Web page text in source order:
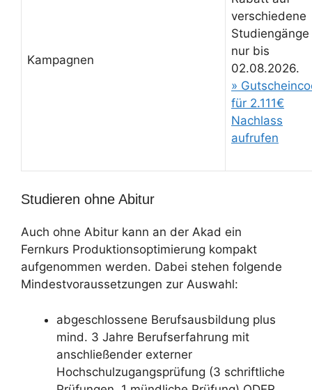
Kampagnen
verschiedene
Studiengänge
nur bis
02.08.2026.
»
für 2.111€
Nachlass
aufrufen
Studieren ohne Abitur
Auch ohne Abitur kann an der Akad ein
Fernkurs Produktionsoptimierung kompakt
aufgenommen werden. Dabei stehen folgende
Mindestvoraussetzungen zur Auswahl:
abgeschlossene Berufsausbildung plus
mind. 3 Jahre Berufserfahrung mit
anschließender externer
Hochschulzugangsprüfung (3 schriftliche